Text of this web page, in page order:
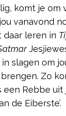
komt je om
vanavond
daar leren in
slagen om
Zo
een Rebbe uit
de Eiberste’.